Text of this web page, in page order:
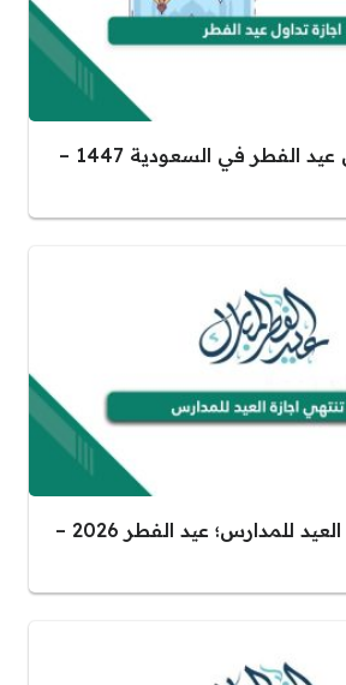
موعد اجازة تداول عيد الفطر في السعودية 1447 –
متى تنتهي اجازة العيد للمدارس؛ عيد الفطر 2026 –